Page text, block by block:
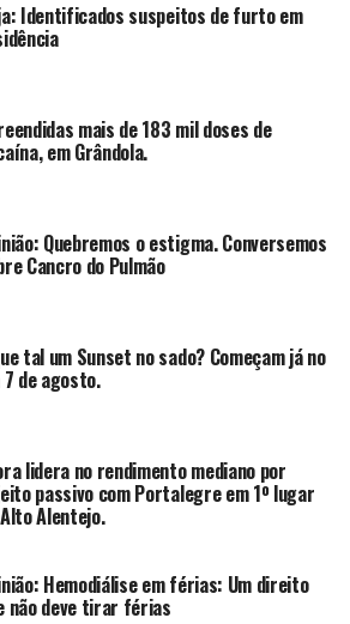
Identificados suspeitos de furto em
mais de 183 mil doses de
em Grândola.
Quebremos o estigma. Conversemos
Cancro do Pulmão
tal um Sunset no sado? Começam já no
7 de agosto.
lidera no rendimento mediano por
passivo com Portalegre em 1º lugar
Alentejo.
Hemodiálise em férias: Um direito
não deve tirar férias